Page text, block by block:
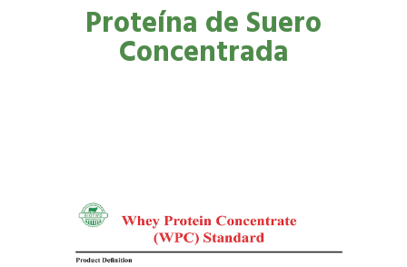
Proteína de Suero
Concentrada